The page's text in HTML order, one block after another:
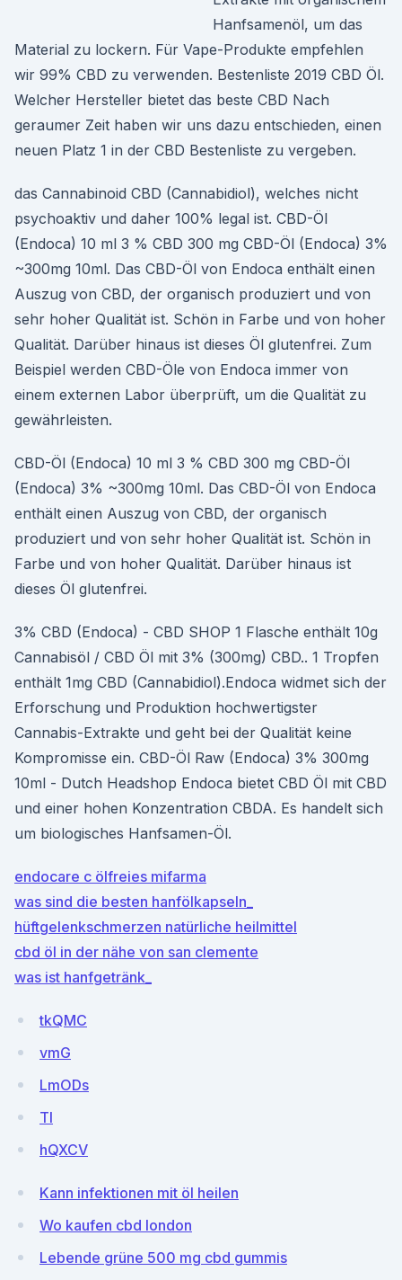
Hanfsamenöl, um das
Material zu lockern. Für Vape-Produkte empfehlen
wir 99% CBD zu verwenden. Bestenliste 2019 CBD Öl.
Welcher Hersteller bietet das beste CBD Nach
geraumer Zeit haben wir uns dazu entschieden, einen
neuen Platz 1 in der CBD Bestenliste zu vergeben.
das Cannabinoid CBD (Cannabidiol), welches nicht
psychoaktiv und daher 100% legal ist. CBD-Öl
(Endoca) 10 ml 3 % CBD 300 mg CBD-Öl (Endoca) 3%
~300mg 10ml. Das CBD-Öl von Endoca enthält einen
Auszug von CBD, der organisch produziert und von
sehr hoher Qualität ist. Schön in Farbe und von hoher
Qualität. Darüber hinaus ist dieses Öl glutenfrei. Zum
Beispiel werden CBD-Öle von Endoca immer von
einem externen Labor überprüft, um die Qualität zu
gewährleisten.
CBD-Öl (Endoca) 10 ml 3 % CBD 300 mg CBD-Öl
(Endoca) 3% ~300mg 10ml. Das CBD-Öl von Endoca
enthält einen Auszug von CBD, der organisch
produziert und von sehr hoher Qualität ist. Schön in
Farbe und von hoher Qualität. Darüber hinaus ist
dieses Öl glutenfrei.
3% CBD (Endoca) - CBD SHOP 1 Flasche enthält 10g
Cannabisöl / CBD Öl mit 3% (300mg) CBD.. 1 Tropfen
enthält 1mg CBD (Cannabidiol).Endoca widmet sich der
Erforschung und Produktion hochwertigster
Cannabis-Extrakte und geht bei der Qualität keine
Kompromisse ein. CBD-Öl Raw (Endoca) 3% 300mg
10ml - Dutch Headshop Endoca bietet CBD Öl mit CBD
und einer hohen Konzentration CBDA. Es handelt sich
um biologisches Hanfsamen-Öl.
endocare c ölfreies mifarma
was sind die besten hanfölkapseln_
hüftgelenkschmerzen natürliche heilmittel
cbd öl in der nähe von san clemente
was ist hanfgetränk_
tkQMC
vmG
LmODs
TI
hQXCV
Kann infektionen mit öl heilen
Wo kaufen cbd london
Lebende grüne 500 mg cbd gummis